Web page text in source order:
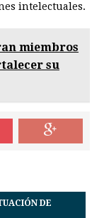
intelectuales.
miembros
su
DE